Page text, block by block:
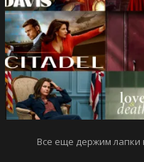
Все еще держим лапки